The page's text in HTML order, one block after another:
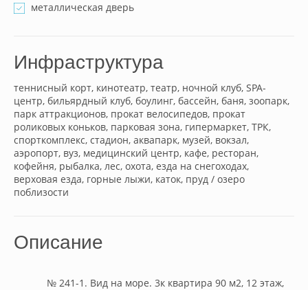
металлическая дверь
Инфраструктура
теннисный корт, кинотеатр, театр, ночной клуб, SPA-
центр, бильярдный клуб, боулинг, бассейн, баня, зоопарк,
парк аттракционов, прокат велосипедов, прокат
роликовых коньков, парковая зона, гипермаркет, ТРК,
спорткомплекс, стадион, аквапарк, музей, вокзал,
аэропорт, вуз, медицинский центр, кафе, ресторан,
кофейня, рыбалка, лес, охота, езда на снегоходах,
верховая езда, горные лыжи, каток, пруд / озеро
поблизости
Описание